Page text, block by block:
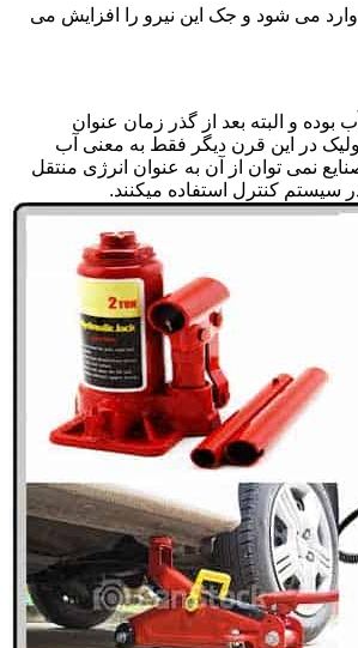
می شود و جک این نیرو را افزایش می
و البته بعد از گذر زمان عنوان
در این قرن دیگر فقط به معنی آب
نمی توان از آن به عنوان انرژی منتقل
سیستم کنترل استفاده میکنند.